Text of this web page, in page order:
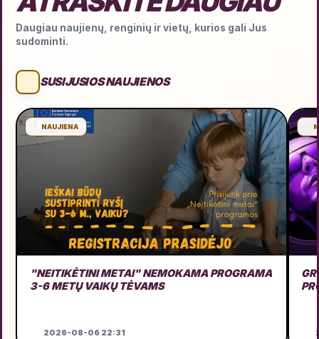
Daugiau naujienų, renginių ir vietų, kurios gali Jus
sudominti.
SUSIJUSIOS NAUJIENOS
NAUJIENA
"NEITIKĖTINI METAI" NEMOKAMA PROGRAMA
3-6 METŲ VAIKŲ TĖVAMS
2026-08-06 22:31